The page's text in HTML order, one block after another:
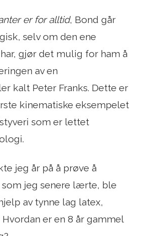
er for alltid, Bond går
selv om den ene
gjør det mulig for ham å
av en
kalt Peter Franks. Dette er
kinematiske eksempelet
som er lettet
jeg år på å prøve å
jeg senere lærte, ble
av tynne lag latex,
er en 8 år gammel